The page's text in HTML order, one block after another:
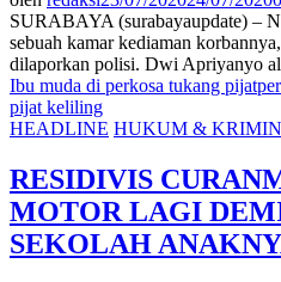
SURABAYA (surabayaupdate) –
sebuah kamar kediaman
dilaporkan polisi. Dwi Apriyanyo
Ibu muda di perkosa tukang pijat
pijat keliling
HEADLINE HUKUM &
RESIDIVIS
MOTOR LAGI
SEKOLAH